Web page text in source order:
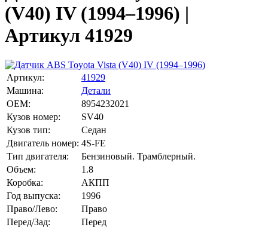
(V40) IV (1994–1996) |
Артикул 41929
Артикул:
41929
Машина:
Детали
OEM:
8954232021
Кузов номер:
SV40
Кузов тип:
Седан
Двигатель номер: 4S-FE
Тип двигателя:
Бензиновый. Трамблерный.
Объем:
1.8
Коробка:
АКПП
Год выпуска:
1996
Право/Лево:
Право
Перед/Зад:
Перед